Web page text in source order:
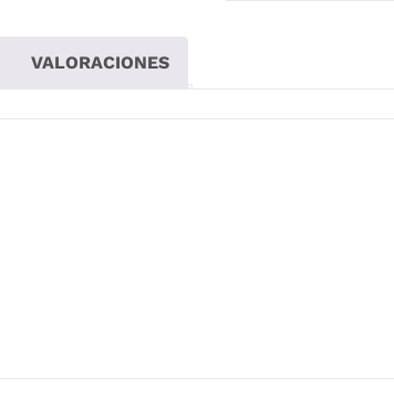
VALORACIONES